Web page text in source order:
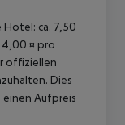
ca. 7,50
4,00 ¤ pro
offiziellen
Dies
Aufpreis